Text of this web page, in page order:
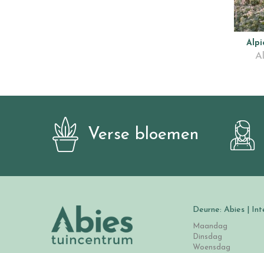
Verse bloemen
Deurne: Abies |
Maandag
Dinsdag
Woensdag